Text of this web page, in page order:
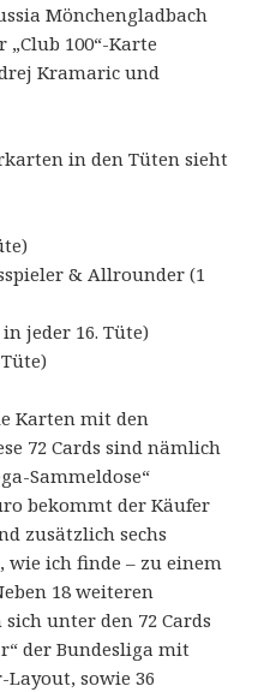
Mönchengladbach
100“-Karte
Kramaric und
in den Tüten sieht
& Allrounder (1
jeder 16. Tüte)
Karten mit den
72 Cards sind nämlich
Sammeldose“
bekommt der Käufer
zusätzlich sechs
wie ich finde – zu einem
18 weiteren
unter den 72 Cards
der Bundesliga mit
sowie 36